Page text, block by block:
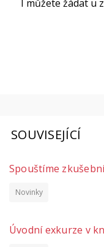
I můžete žádat u
SOUVISEJÍCÍ
Spouštíme
Novinky
Úvodní exkurze v